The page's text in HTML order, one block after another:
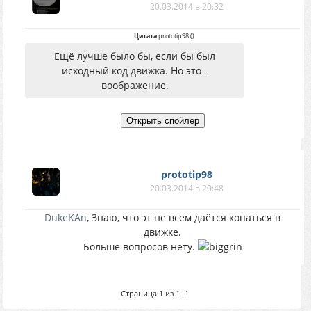
20.03.2014 в 20:32
Цитатаprototip98()
Ещё лучше было бы, если бы был
исходный код движка. Но это -
воображение.
prototip98
20.03.2014 в 20:48
DukeKAn, Знаю, что эт не всем даётся копаться в
движке.
Больше вопросов нету.
Страница 1 из 1 1